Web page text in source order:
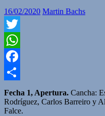
16/02/2020 Martin Bachs
Twitter
WhatsApp
Facebook
Compartir
Fecha 1, Apertura. Cancha:
Rodríguez, Carlos Barreiro y
Falce.